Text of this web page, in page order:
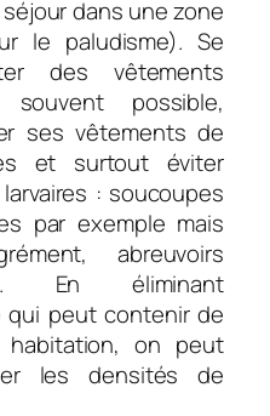
dans une zone
le paludisme). Se
des vêtements
possible,
ses vêtements de
et surtout éviter
: soucoupes
par exemple mais
abreuvoirs
En éliminant
peut contenir de
habitation, on peut
les densités de